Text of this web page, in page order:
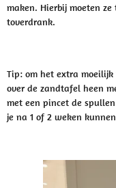
maken. Hierbij moeten
toverdrank.
Tip: om het extra
over de zandtafel heen
met een pincet de
je na 1 of 2 weken